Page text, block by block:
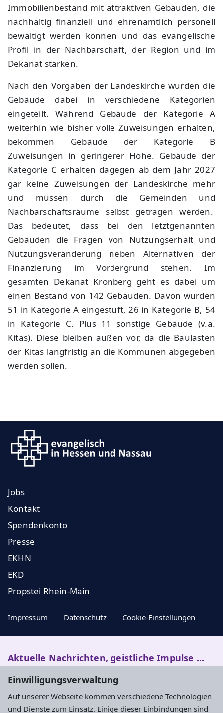
Einwilligungsverwaltung
Auf unserer Webseite kommen verschiedene Technologien
und Dienste zum Einsatz. Einige dieser Einbindungen sind
Immobilienbestand mit attraktiven Gebäuden, die
nachhaltig finanziell und ehrenamtlich personell
bewältigt werden können und das evangelische
Profil in der Nachbarschaft, der Region und im
Dekanat stärken.
Nach den Vorgaben der Landeskirche wurden die
Gebäude dabei in verschiedene Kategorien
eingeteilt. Während Gebäude der Kategorie A
weiterhin wie bisher volle Zuweisungen erhalten,
bekommen Gebäude der Kategorie B
Zuweisungen in geringerer Höhe. Gebäude der
Kategorie C erhalten dagegen ab dem Jahr 2027
gar keine Zuweisungen der Landeskirche mehr
und müssen durch die Gemeinden und
Nachbarschaftsräume selbst getragen werden.
Das bedeutet, dass bei den letztgenannten
Gebäuden die Fragen von Nutzungserhalt und
Nutzungsveränderung neben Alternativen der
Finanzierung im Vordergrund stehen. Im
gesamten Dekanat Kronberg geht es dabei um
einen Bestand von 142 Gebäuden. Davon wurden
51 in Kategorie A eingestuft, 26 in Kategorie B, 54
in Kategorie C. Plus 11 sonstige Gebäude (v.a.
Kitas). Diese bleiben außen vor, da die Baulasten
der Kitas langfristig an die Kommunen abgegeben
werden sollen.
Jobs
Kontakt
Spendenkonto
Presse
EKHN
EKD
Propstei Rhein-Main
Impressum Datenschutz Cookie-Einstellungen
Aktuelle Nachrichten, geistliche Impulse ...
Newsletter entdecken